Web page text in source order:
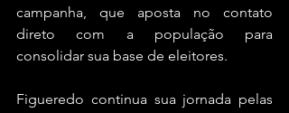
campanha, que aposta no contato
direto com a população para
consolidar sua base de eleitores.
Figueredo continua sua jornada pelas